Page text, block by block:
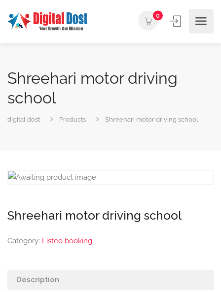
0
Shreehari motor driving
school
digital dost Products Shreehari motor driving school
Shreehari motor driving school
Category: Listeo booking
Description